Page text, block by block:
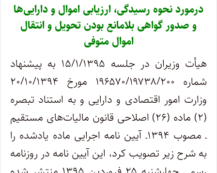
درمورد نحوه رسیدگی، ارزیابی اموال و دارایی‌ها
و صدور گواهی بلامانع بودن تحویل و انتقال
اموال متوفی
هیأت وزیران در جلسه ۱۵/۱/۱۳۹۵ به پیشنهاد
شماره ۱۹۶۵۷۰/۱۹۷۳۸/۲۰۰ مورخ ۲۰/۱۰/۱۳۹۴
وزارت امور اقتصادی و دارایی و به استناد تبصره
(۲) ماده (۲۶) اصلاحی قانون مالیات‌های مستقیم
ـ مصوب ۱۳۹۴ـ آیین ‎نامه اجرایی ماده یادشده را
به شرح زیر تصویب کرد، این آیین نامه در روزنامه